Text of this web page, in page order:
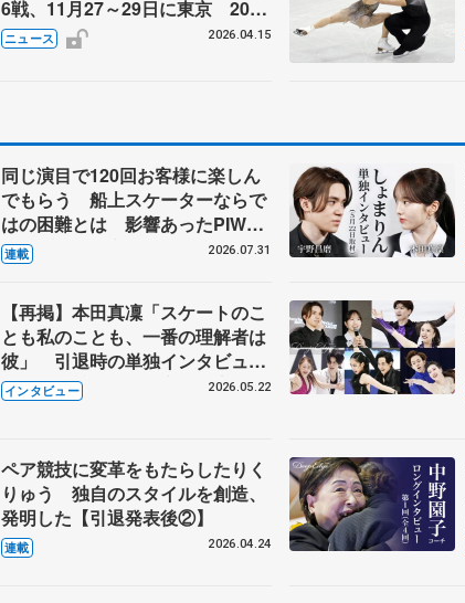
6戦、11月27～29日に東京 2026
～27年シーズン、国際スケート連
盟発表
ニュース 2026.04.15
同じ演目で120回お客様に楽しん
でもらう 船上スケーターならで
はの困難とは 影響あったPIW前
キャプテン松永さんの存在
連載 2026.07.31
【再掲】本田真凜「スケートのこ
とも私のことも、一番の理解者は
彼」 引退時の単独インタビュー
で語った競技人生や家族、恋人、
これからの夢…
インタビュー 2026.05.22
ペア競技に変革をもたらしたりく
りゅう 独自のスタイルを創造、
発明した【引退発表後②】
連載 2026.04.24